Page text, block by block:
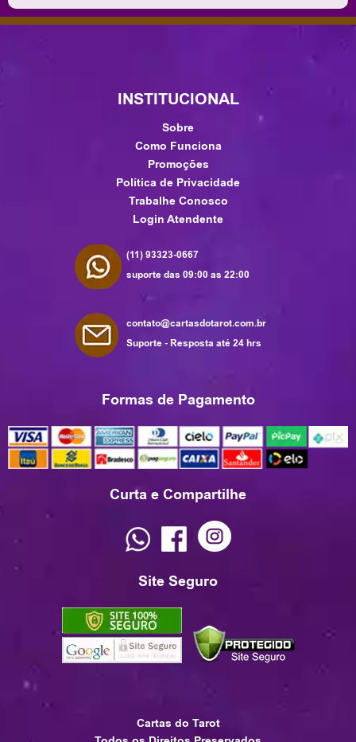
INSTITUCIONAL
Sobre
Como Funciona
Promoções
Política de Privacidade
Trabalhe Conosco
Login Atendente
(11) 93323-0667
suporte das 09:00 as 22:00
contato@cartasdotarot.com.br
Suporte - Resposta até 24 hrs
Formas de Pagamento
Curta e Compartilhe
Site Seguro
Cartas do Tarot